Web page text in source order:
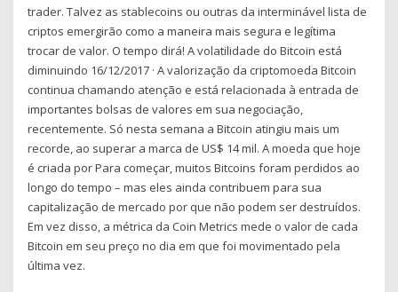
trader. Talvez as stablecoins ou outras da interminável lista de
criptos emergirão como a maneira mais segura e legítima
trocar de valor. O tempo dirá! A volatilidade do Bitcoin está
diminuindo 16/12/2017 · A valorização da criptomoeda Bitcoin
continua chamando atenção e está relacionada à entrada de
importantes bolsas de valores em sua negociação,
recentemente. Só nesta semana a Bitcoin atingiu mais um
recorde, ao superar a marca de US$ 14 mil. A moeda que hoje
é criada por Para começar, muitos Bitcoins foram perdidos ao
longo do tempo – mas eles ainda contribuem para sua
capitalização de mercado por que não podem ser destruídos.
Em vez disso, a métrica da Coin Metrics mede o valor de cada
Bitcoin em seu preço no dia em que foi movimentado pela
última vez.